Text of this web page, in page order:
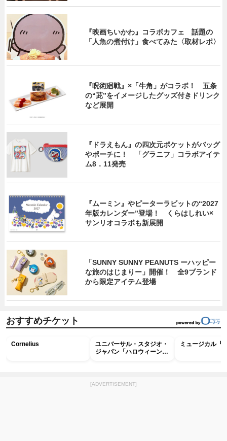
『映画ちいかわ』コラボカフェ 話題の
「人魚の煮付け」食べてみた〈取材レポ〉
『呪術廻戦』×「牛角」がコラボ！ 五条
の“茈”をイメージしたグッズ付きドリンク
など展開
『ドラえもん』の四次元ポケットがバッグ
やポーチに！ 「グラニフ」コラボアイテ
ム8．11発売
『ムーミン』やピーターラビットの“2027
年版カレンダー”登場！ くらはしれい×
サンリオコラボも新展開
「SUNNY SUNNY PEANUTS ーハッピー
な旅のはじまりー」開催！ 全9ブランド
から限定アイテム登場
おすすめチケット
Cornelius
ユニバーサル・スタジオ・
ジャパン「ハロウィーン・
ミュージカル『
[ADVERTISEMENT]